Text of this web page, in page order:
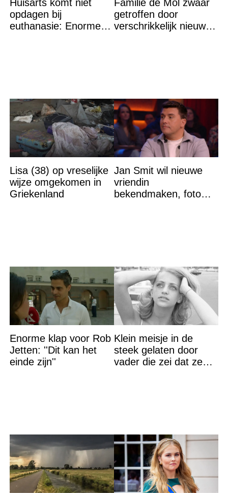
Huisarts komt niet
opdagen bij
euthanasie: Enorme
Familie de Mol zwaar
getroffen door
verschrikkelijk nieuws:
Lisa (38) op vreselijke
wijze omgekomen in
Griekenland
Jan Smit wil nieuwe
vriendin
bekendmaken, foto
Enorme klap voor Rob
Jetten: ''Dit kan het
einde zijn''
Klein meisje in de
steek gelaten door
vader die zei dat ze